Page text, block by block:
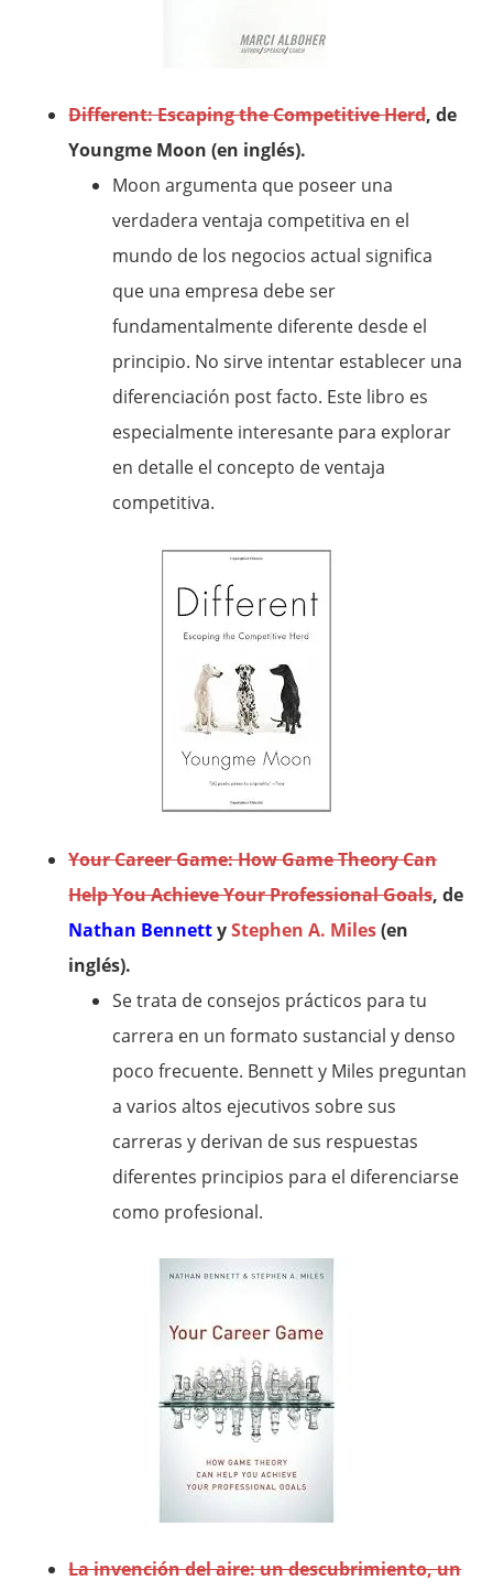
Different: Escaping the Competitive Herd, de
Youngme Moon (en inglés).
Moon argumenta que poseer una
verdadera ventaja competitiva en el
mundo de los negocios actual significa
que una empresa debe ser
fundamentalmente diferente desde el
principio. No sirve intentar establecer una
diferenciación post facto. Este libro es
especialmente interesante para explorar
en detalle el concepto de ventaja
competitiva.
Your Career Game: How Game Theory Can
Help You Achieve Your Professional Goals, de
Nathan BennettyStephen A. Miles(en
inglés).
Se trata de consejos prácticos para tu
carrera en un formato sustancial y denso
poco frecuente. Bennett y Miles preguntan
a varios altos ejecutivos sobre sus
carreras y derivan de sus respuestas
diferentes principios para el diferenciarse
como profesional.
La invención del aire: un descubrimiento, un